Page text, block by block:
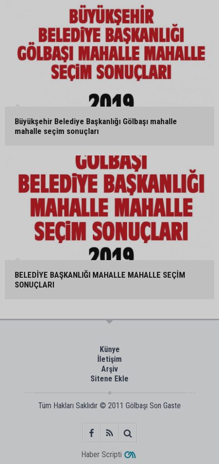
Büyükşehir Belediye Başkanlığı Gölbaşı mahalle
mahalle seçim sonuçları
BELEDİYE BAŞKANLIĞI MAHALLE MAHALLE SEÇİM
SONUÇLARI
Künye
İletişim
Arşiv
Sitene Ekle
Tüm Hakları Saklıdır © 2011 Gölbaşı Son Gaste
Haber Scripti